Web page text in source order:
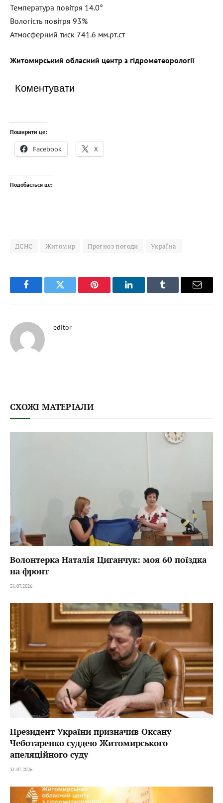
Температура повітря 14.0°
Вологість повітря 93%
Атмосферний тиск 741.6 мм.рт.ст
Житомирський обласний центр з гідрометеорології
Коментувати
Поширити це:
Facebook X
Подобається це:
ДСНС Житомир Прогноз погоди Україна
FacebookTwitter Pinterest LinkedInTumblr Email
editor
СХОЖІ МАТЕРІАЛИ
Волонтерка Наталія Циганчук: моя 60 поїздка
на фронт
31.07.2026
Президент України призначив Оксану
Чеботаренко суддею Житомирського
апеляційного суду
31.07.2026